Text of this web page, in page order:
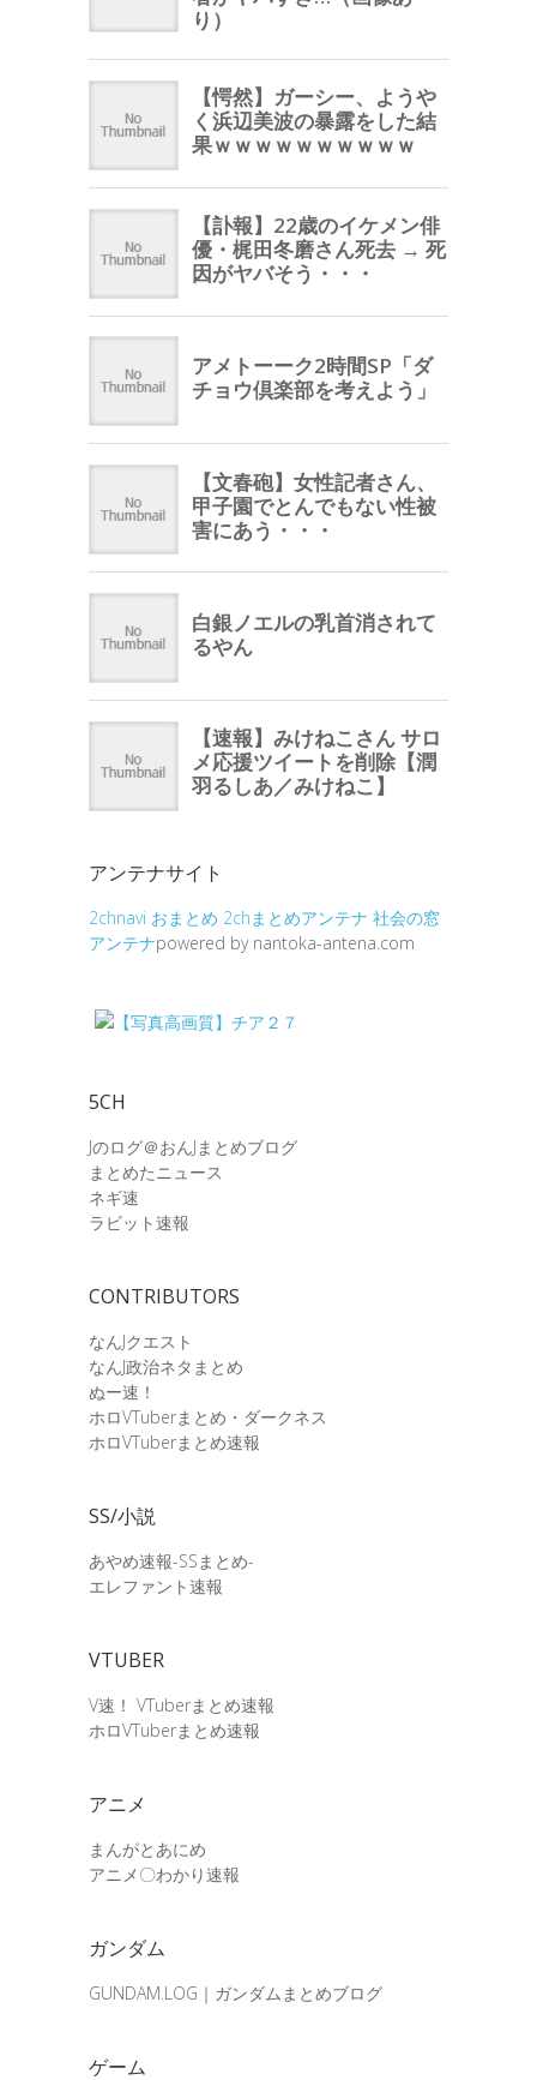
アンテナサイト
2chnavi おまとめ 2chまとめアンテナ 社会の窓
アンテナpowered by nantoka-antena.com
5CH
Jのログ＠おんJまとめブログ
まとめたニュース
ネギ速
ラビット速報
CONTRIBUTORS
なんJクエスト
なんJ政治ネタまとめ
ぬー速！
ホロVTuberまとめ・ダークネス
ホロVTuberまとめ速報
SS/小説
あやめ速報-SSまとめ-
エレファント速報
VTUBER
V速！ VTuberまとめ速報
ホロVTuberまとめ速報
アニメ
まんがとあにめ
アニメ〇わかり速報
ガンダム
GUNDAM.LOG｜ガンダムまとめブログ
ゲーム